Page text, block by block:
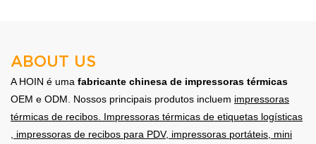
ABOUT US
A HOIN é uma fabricante chinesa de impressoras térmicas
OEM e ODM. Nossos principais produtos incluem impressoras
térmicas de recibos. Impressoras térmicas de etiquetas logísticas
, impressoras de recibos para PDV, impressoras portáteis, mini